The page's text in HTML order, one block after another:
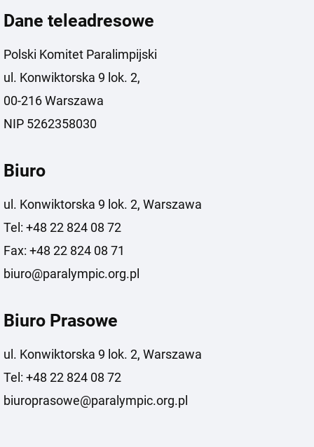
Dane teleadresowe
Polski Komitet Paralimpijski
ul. Konwiktorska 9 lok. 2,
00-216 Warszawa
NIP 5262358030
Biuro
ul. Konwiktorska 9 lok. 2, Warszawa
Tel: +48 22 824 08 72
Fax: +48 22 824 08 71
biuro@paralympic.org.pl
Biuro Prasowe
ul. Konwiktorska 9 lok. 2, Warszawa
Tel: +48 22 824 08 72
biuroprasowe@paralympic.org.pl